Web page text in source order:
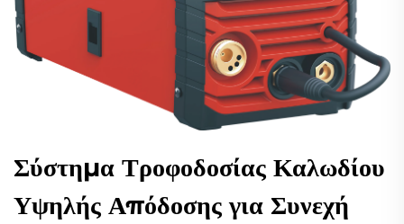
Σύστημα Τροφοδοσίας Καλωδίου
Υψηλής Απόδοσης για Συνεχή